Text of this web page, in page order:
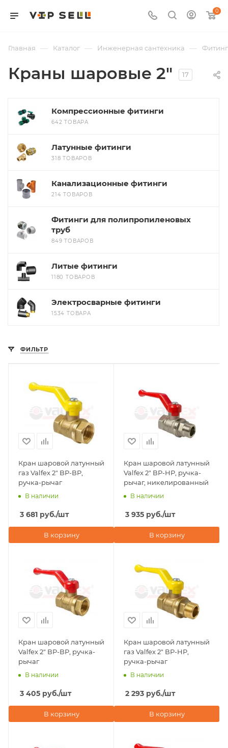
0
Главная — Каталог — Инженерная сантехника —
Краны шаровые 2" 17
Компрессионные фитинги
642 ТОВАРА
Латунные фитинги
318 ТОВАРОВ
Канализационные фитинги
214 ТОВАРОВ
Фитинги для полипропиленовых
труб
849 ТОВАРОВ
Литые фитинги
1180 ТОВАРОВ
Электросварные фитинги
1534 ТОВАРА
ФИЛЬТР
Кран шаровой латунный
газ Valfex 2" ВР-ВР,
ручка-рычаг
В наличии
3 681 руб./шт
В корзину
Кран шаровой латунный
Valfex 2" ВР-НР, ручка-
рычаг, никелированный
В наличии
3 935 руб./шт
В корзину
Кран шаровой латунный
Valfex 2" ВР-ВР, ручка-
рычаг
В наличии
3 405 руб./шт
В корзину
Кран шаровой латунный
газ Valfex 2" ВР-НР,
ручка-рычаг
В наличии
2 293 руб./шт
В корзину